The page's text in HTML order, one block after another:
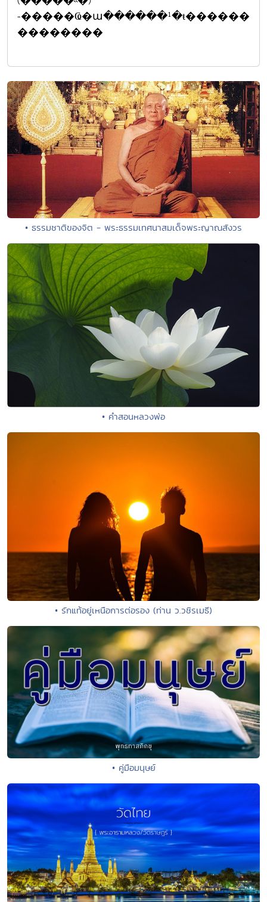
-�����Ҩ�ա������¹�ŧ������
��������
• ธรรมชาติของจิต - พระธรรมเทศนาสมเด็จพระญาณสังวร
• คำสอนหลวงพ่อ
• รักแท้อยู่เหนือการต่อรอง (ท่าน ว.วชิรเมธี)
• คู่มือมนุษย์